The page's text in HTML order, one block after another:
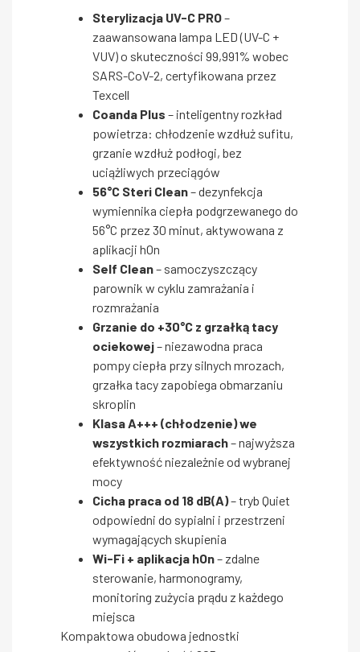
Sterylizacja UV-C PRO–
zaawansowana lampa LED (UV-C +
VUV) o skuteczności 99,991% wobec
SARS-CoV-2, certyfikowana przez
Texcell
Coanda Plus – inteligentny rozkład
powietrza: chłodzenie wzdłuż sufitu,
grzanie wzdłuż podłogi, bez
uciążliwych przeciągów
56°C Steri Clean– dezynfekcja
wymiennika ciepła podgrzewanego do
56°C przez 30 minut, aktywowana z
aplikacji hOn
Self Clean– samoczyszczący
parownik w cyklu zamrażania i
rozmrażania
Grzanie do +30°C z grzałką tacy
ociekowej– niezawodna praca
pompy ciepła przy silnych mrozach,
grzałka tacy zapobiega obmarzaniu
skroplin
Klasa A+++ (chłodzenie) we
wszystkich rozmiarach– najwyższa
efektywność niezależnie od wybranej
mocy
Cicha praca od 18 dB(A)– tryb Quiet
odpowiedni do sypialni i przestrzeni
wymagających skupienia
Wi-Fi + aplikacja hOn– zdalne
sterowanie, harmonogramy,
monitoring zużycia prądu z każdego
miejsca
Kompaktowa obudowa jednostki